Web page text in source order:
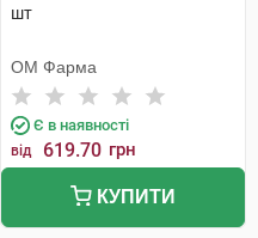
шт
ОМ Фарма
Є в наявності
від 619.70 грн
КУПИТИ